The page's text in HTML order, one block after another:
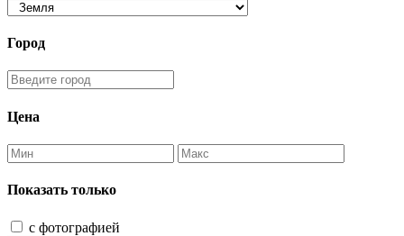
Город
Цена
Показать только
с фотографией